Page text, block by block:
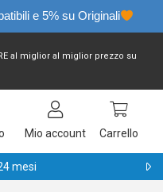
e 5% su Originali
al miglior al miglior prezzo su
Mio account Carrello
mesi